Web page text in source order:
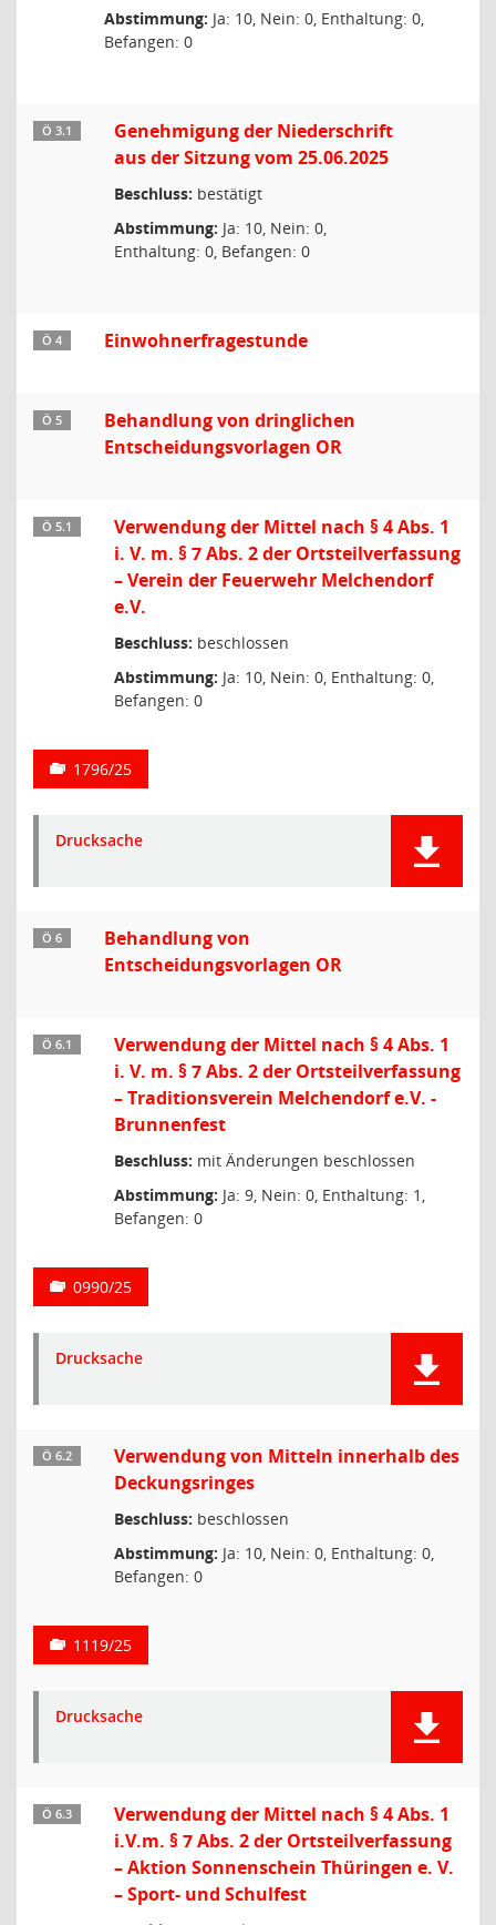
Abstimmung: Ja: 10, Nein: 0, Enthaltung: 0,
Befangen: 0
Ö 3.1
Genehmigung der Niederschrift
aus der Sitzung vom 25.06.2025
Beschluss: bestätigt
Abstimmung: Ja: 10, Nein: 0,
Enthaltung: 0, Befangen: 0
Ö 4 Einwohnerfragestunde
Ö 5
Behandlung von dringlichen
Entscheidungsvorlagen OR
Ö 5.1
Verwendung der Mittel nach § 4 Abs. 1
i. V. m. § 7 Abs. 2 der Ortsteilverfassung
– Verein der Feuerwehr Melchendorf
e.V.
Beschluss: beschlossen
Abstimmung: Ja: 10, Nein: 0, Enthaltung: 0,
Befangen: 0
1796/25
Drucksache
Ö 6
Behandlung von
Entscheidungsvorlagen OR
Ö 6.1
Verwendung der Mittel nach § 4 Abs. 1
i. V. m. § 7 Abs. 2 der Ortsteilverfassung
– Traditionsverein Melchendorf e.V. -
Brunnenfest
Beschluss: mit Änderungen beschlossen
Abstimmung: Ja: 9, Nein: 0, Enthaltung: 1,
Befangen: 0
0990/25
Drucksache
Ö 6.2
Verwendung von Mitteln innerhalb des
Deckungsringes
Beschluss: beschlossen
Abstimmung: Ja: 10, Nein: 0, Enthaltung: 0,
Befangen: 0
1119/25
Drucksache
Ö 6.3
Verwendung der Mittel nach § 4 Abs. 1
i.V.m. § 7 Abs. 2 der Ortsteilverfassung
– Aktion Sonnenschein Thüringen e. V.
– Sport- und Schulfest